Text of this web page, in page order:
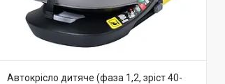
Автокрісло дитяче (фаза 1,2, зріст 40-